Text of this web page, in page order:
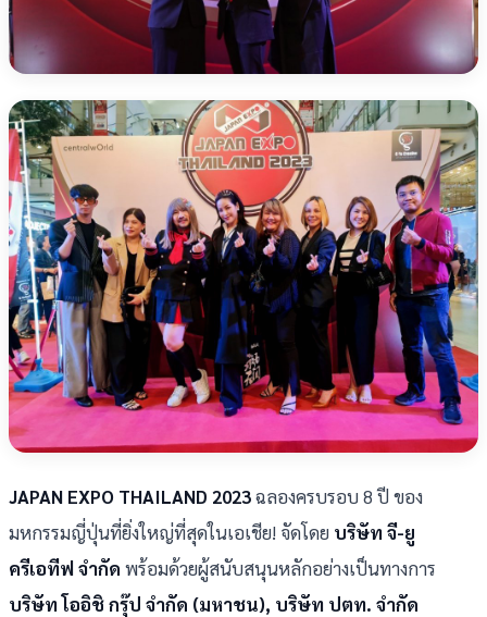
JAPAN EXPO THAILAND 2023ฉลองครบรอบ 8 ปี ของ
มหกรรมญี่ปุ่นที่ยิ่งใหญ่ที่สุดในเอเชีย! จัดโดย บริษัท จี-ยู
ครีเอทีฟ จำกัด พร้อมด้วยผู้สนับสนุนหลักอย่างเป็นทางการ
บริษัท โออิชิ กรุ๊ป จำกัด (มหาชน), บริษัท ปตท. จำกัด